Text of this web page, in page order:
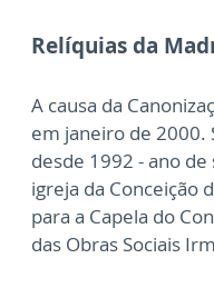
Relíquias da
A causa da
em janeiro de 2000.
desde 1992 - ano
igreja da Conceição
para a Capela do
das Obras Sociais